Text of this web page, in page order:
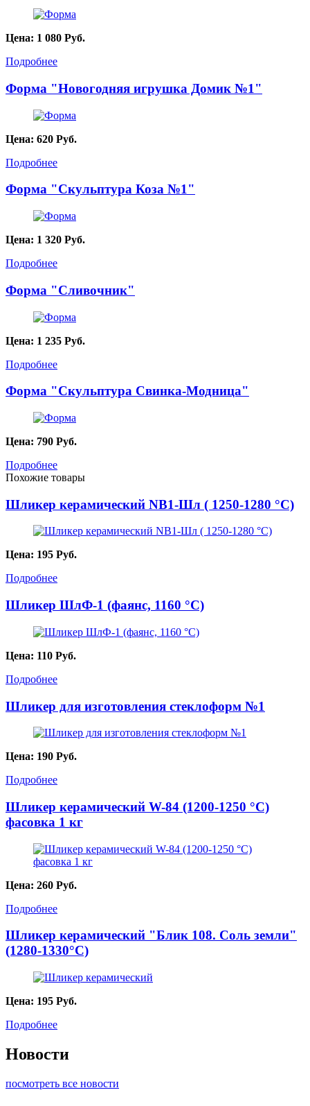
Цена: 1 080 Руб.
Подробнее
Форма "Новогодняя игрушка Домик №1"
Цена: 620 Руб.
Подробнее
Форма "Скульптура Коза №1"
Цена: 1 320 Руб.
Подробнее
Форма "Сливочник"
Цена: 1 235 Руб.
Подробнее
Форма "Скульптура Свинка-Модница"
Цена: 790 Руб.
Подробнее
Похожие товары
Шликер керамический NB1-Шл ( 1250-1280 °C)
Цена: 195 Руб.
Подробнее
Шликер ШлФ-1 (фаянс, 1160 °С)
Цена: 110 Руб.
Подробнее
Шликер для изготовления стеклоформ №1
Цена: 190 Руб.
Подробнее
Шликер керамический W-84 (1200-1250 °C)
фасовка 1 кг
Цена: 260 Руб.
Подробнее
Шликер керамический "Блик 108. Соль земли"
(1280-1330°С)
Цена: 195 Руб.
Подробнее
Новости
посмотреть все новости